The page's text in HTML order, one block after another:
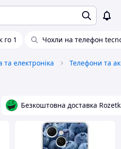
го 1 Чохли на телефон
та електроніка Телефони та
Безкоштовна доставка